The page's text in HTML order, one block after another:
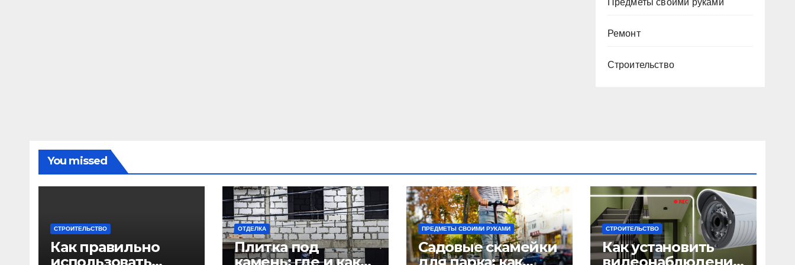
Предметы своими руками
Ремонт
Строительство
You missed
СТРОИТЕЛЬСТВО
Как правильно
ОТДЕЛКА
Плитка под
ПРЕДМЕТЫ СВОИМИ РУКАМИ
Садовые скамейки
СТРОИТЕЛЬСТВО
Как установить